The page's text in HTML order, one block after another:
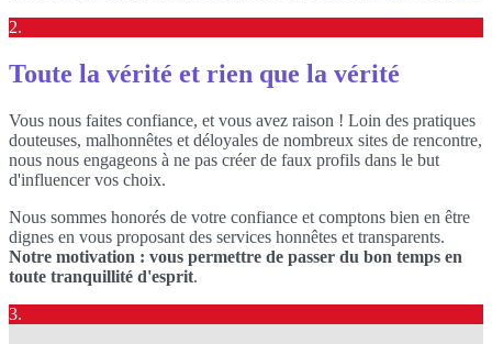
2.
Toute la vérité et rien que la vérité
Vous nous faites confiance, et vous avez raison ! Loin des pratiques
douteuses, malhonnêtes et déloyales de nombreux sites de rencontre,
nous nous engageons à ne pas créer de faux profils dans le but
d'influencer vos choix.
Nous sommes honorés de votre confiance et comptons bien en être
dignes en vous proposant des services honnêtes et transparents.
Notre motivation : vous permettre de passer du bon temps en
toute tranquillité d'esprit.
3.